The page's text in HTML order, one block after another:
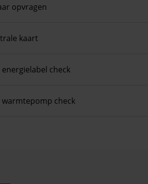
opvragen
kaart
check
warmtepomp check